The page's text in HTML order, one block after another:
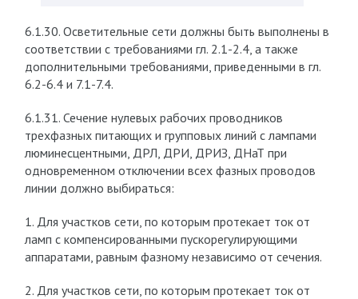
6.1.30. Осветительные сети должны быть выполнены в
соответствии с требованиями гл. 2.1-2.4, а также
дополнительными требованиями, приведенными в гл.
6.2-6.4 и 7.1-7.4.
6.1.31. Сечение нулевых рабочих проводников
трехфазных питающих и групповых линий с лампами
люминесцентными, ДРЛ, ДРИ, ДРИЗ, ДНаТ при
одновременном отключении всех фазных проводов
линии должно выбираться:
1. Для участков сети, по которым протекает ток от
ламп с компенсированными пускорегулирующими
аппаратами, равным фазному независимо от сечения.
2. Для участков сети, по которым протекает ток от